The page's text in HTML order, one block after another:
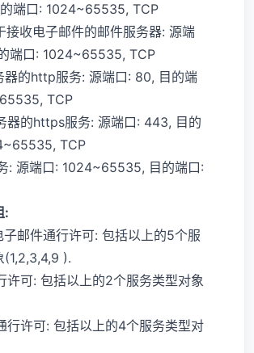
的端口: 1024~65535, TCP
接收电子邮件的邮件服务器: 源端
端口: 1024~65535, TCP
器的http服务: 源端口: 80, 目的端
TCP
器的https服务: 源端口: 443, 目的
TCP
: 源端口: 1024~65535, 目的端口:
:
子邮件通行许可: 包括以上的5个服
(1,2,3,4,9 ).
许可: 包括以上的2个服务类型对象
行许可: 包括以上的4个服务类型对